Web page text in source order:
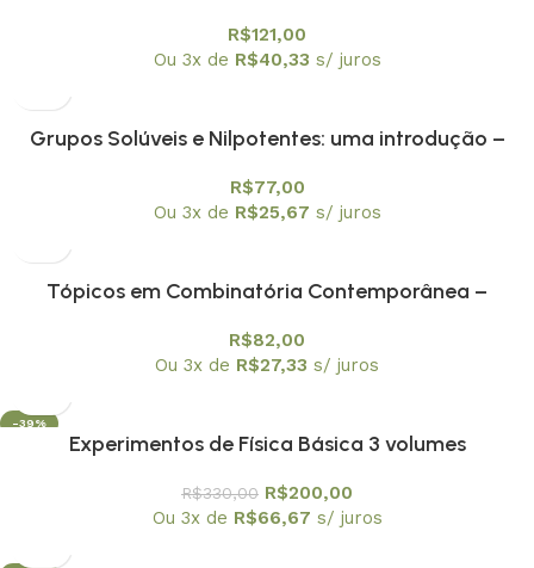
R$121,00
Ou 3x de R$40,33 s/ juros
Grupos Solúveis e Nilpotentes: uma introdução –
R$77,00
Ou 3x de R$25,67 s/ juros
Tópicos em Combinatória Contemporânea –
R$82,00
Ou 3x de R$27,33 s/ juros
-39%
Experimentos de Física Básica 3 volumes
R$330,00 R$200,00
Ou 3x de R$66,67 s/ juros